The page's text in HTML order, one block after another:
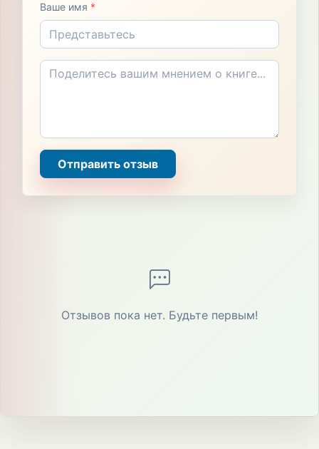
Ваше имя *
Отправить отзыв
Отзывов пока нет. Будьте первым!